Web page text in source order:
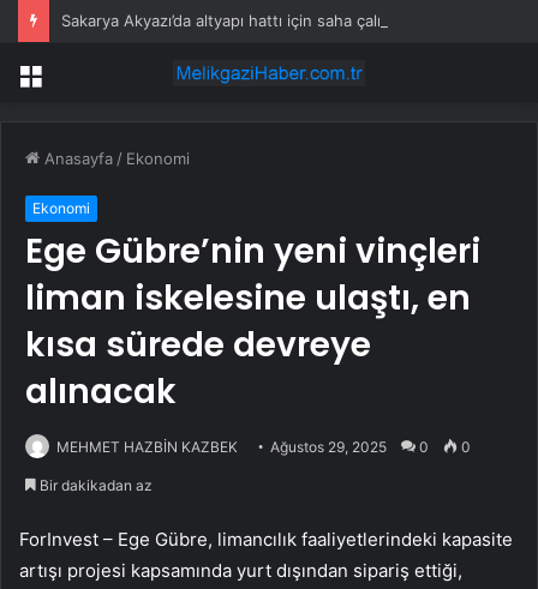
Sakarya Akyazı’da altyapı hattı için saha çalışmaları başladı
Menü
Anasayfa / Ekonomi
Ekonomi
Ege Gübre’nin yeni vinçleri
liman iskelesine ulaştı, en
kısa sürede devreye
alınacak
MEHMET HAZBİN KAZBEK Ağustos 29, 2025 0 0
Bir dakikadan az
ForInvest – Ege Gübre, limancılık faaliyetlerindeki kapasite
artışı projesi kapsamında yurt dışından sipariş ettiği,